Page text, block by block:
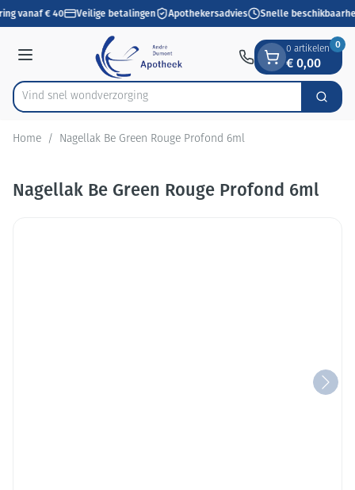
Ga naar de inhoud
1 van 1
vanaf € 40 Veilige betalingen Apothekersadvies Snelle
Menu
Product, merk, categorie...
Vind snel wondverz Zoek
0 artikelen
€ 0,00
0
Home / Nagellak Be Green Rouge Profond 6ml
Nagellak Be Green Rouge Profond 6ml